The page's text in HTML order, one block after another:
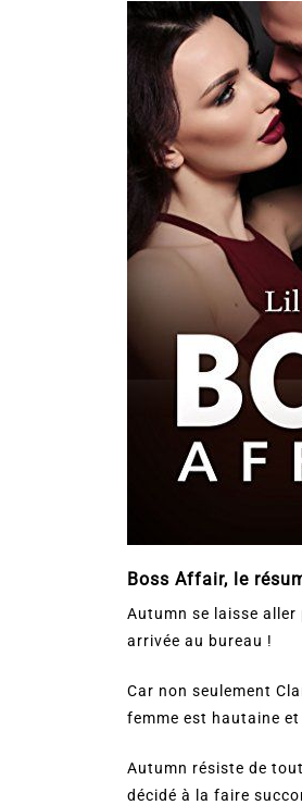
Boss Affair, le
Autumn se laisse aller
arrivée au bureau !
Car non seulement
femme est hautaine
Autumn résiste de
décidé à la faire